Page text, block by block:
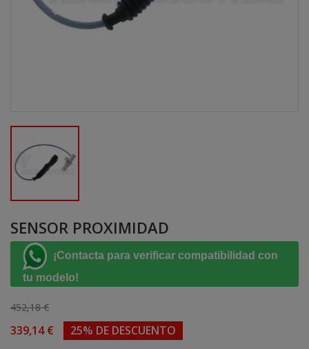
SENSOR PROXIMIDAD
¡Contacta para verificar compatibilidad con
tu modelo!
452,18 €
339,14 € 25% DE DESCUENTO